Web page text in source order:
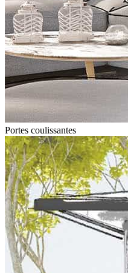
Portes coulissantes